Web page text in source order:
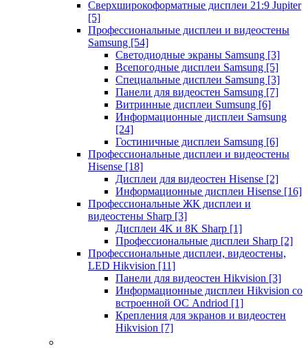
Сверхширокоформатные дисплеи 21:9 Jupiter
[5]
Профессиональные дисплеи и видеостены
Samsung [54]
Светодиодные экраны Samsung [3]
Всепогодные дисплеи Samsung [5]
Специальные дисплеи Samsung [3]
Панели для видеостен Samsung [7]
Витринные дисплеи Sumsung [6]
Информационные дисплеи Samsung
[24]
Гостиничные дисплеи Samsung [6]
Профессиональные дисплеи и видеостены
Hisense [18]
Дисплеи для видеостен Hisense [2]
Информационные дисплеи Hisense [16]
Профессиональные ЖК дисплеи и
видеостены Sharp [3]
Дисплеи 4K и 8K Sharp [1]
Профессиональные дисплеи Sharp [2]
Профессиональные дисплеи, видеостены,
LED Hikvision [11]
Панели для видеостен Hikvision [3]
Информационные дисплеи Hikvision со
встроенной ОС Andriod [1]
Крепления для экранов и видеостен
Hikvision [7]